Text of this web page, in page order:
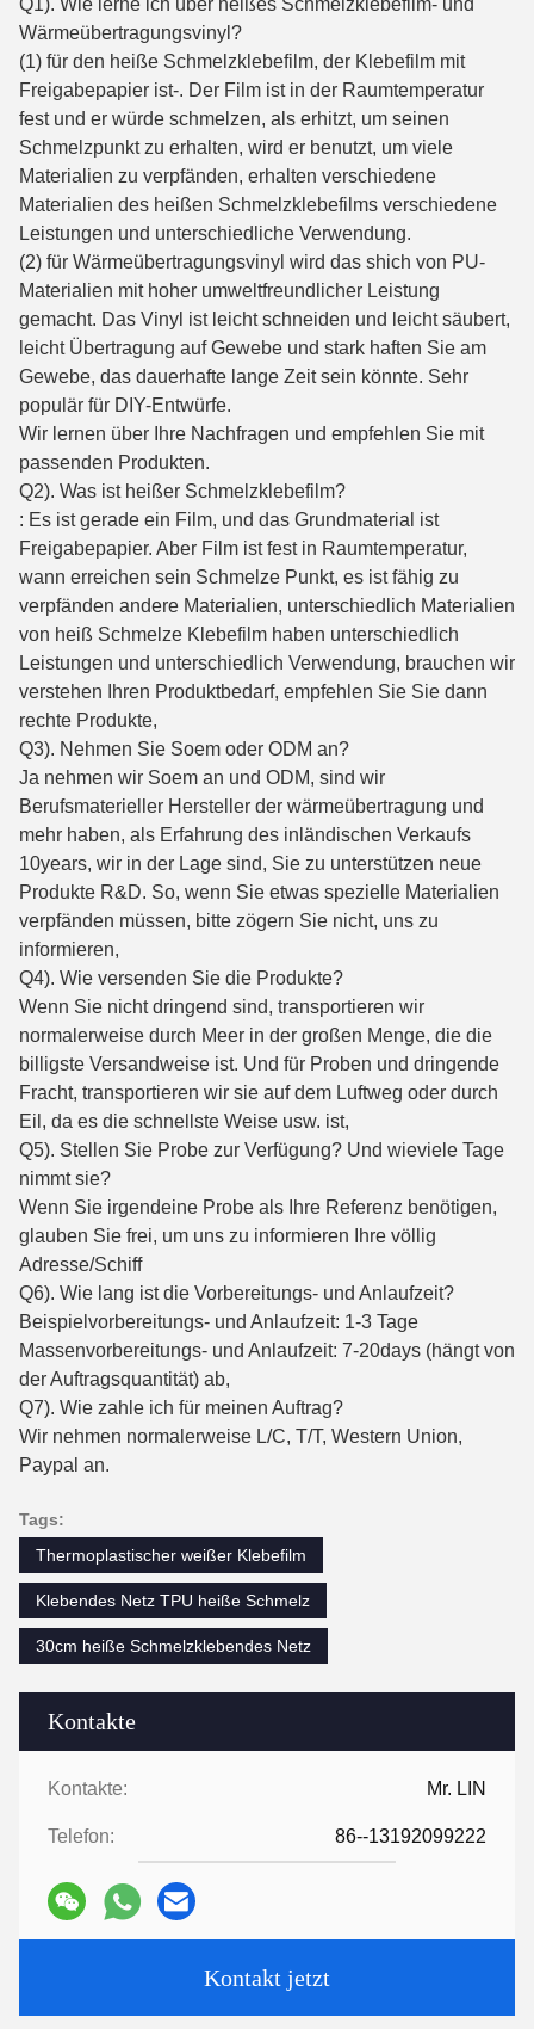
Kontakte
Kontakte: Mr. LIN
Telefon: 86--13192099222
Kontakt jetzt
Q1). Wie lerne ich über heißes Schmelzklebefilm- und
Wärmeübertragungsvinyl?
(1) für den heiße Schmelzklebefilm, der Klebefilm mit
Freigabepapier ist-. Der Film ist in der Raumtemperatur
fest und er würde schmelzen, als erhitzt, um seinen
Schmelzpunkt zu erhalten, wird er benutzt, um viele
Materialien zu verpfänden, erhalten verschiedene
Materialien des heißen Schmelzklebefilms verschiedene
Leistungen und unterschiedliche Verwendung.
(2) für Wärmeübertragungsvinyl wird das shich von PU-
Materialien mit hoher umweltfreundlicher Leistung
gemacht. Das Vinyl ist leicht schneiden und leicht säubert,
leicht Übertragung auf Gewebe und stark haften Sie am
Gewebe, das dauerhafte lange Zeit sein könnte. Sehr
populär für DIY-Entwürfe.
Wir lernen über Ihre Nachfragen und empfehlen Sie mit
passenden Produkten.
Q2). Was ist heißer Schmelzklebefilm?
: Es ist gerade ein Film, und das Grundmaterial ist
Freigabepapier. Aber Film ist fest in Raumtemperatur,
wann erreichen sein Schmelze Punkt, es ist fähig zu
verpfänden andere Materialien, unterschiedlich Materialien
von heiß Schmelze Klebefilm haben unterschiedlich
Leistungen und unterschiedlich Verwendung, brauchen wir
verstehen Ihren Produktbedarf, empfehlen Sie Sie dann
rechte Produkte,
Q3). Nehmen Sie Soem oder ODM an?
Ja nehmen wir Soem an und ODM, sind wir
Berufsmaterieller Hersteller der wärmeübertragung und
mehr haben, als Erfahrung des inländischen Verkaufs
10years, wir in der Lage sind, Sie zu unterstützen neue
Produkte R&D. So, wenn Sie etwas spezielle Materialien
verpfänden müssen, bitte zögern Sie nicht, uns zu
informieren,
Q4). Wie versenden Sie die Produkte?
Wenn Sie nicht dringend sind, transportieren wir
normalerweise durch Meer in der großen Menge, die die
billigste Versandweise ist. Und für Proben und dringende
Fracht, transportieren wir sie auf dem Luftweg oder durch
Eil, da es die schnellste Weise usw. ist,
Q5). Stellen Sie Probe zur Verfügung? Und wieviele Tage
nimmt sie?
Wenn Sie irgendeine Probe als Ihre Referenz benötigen,
glauben Sie frei, um uns zu informieren Ihre völlig
Adresse/Schiff
Q6). Wie lang ist die Vorbereitungs- und Anlaufzeit?
Beispielvorbereitungs- und Anlaufzeit: 1-3 Tage
Massenvorbereitungs- und Anlaufzeit: 7-20days (hängt von
der Auftragsquantität) ab,
Q7). Wie zahle ich für meinen Auftrag?
Wir nehmen normalerweise L/C, T/T, Western Union,
Paypal an.
Tags:
Thermoplastischer weißer Klebefilm
Klebendes Netz TPU heiße Schmelz
30cm heiße Schmelzklebendes Netz